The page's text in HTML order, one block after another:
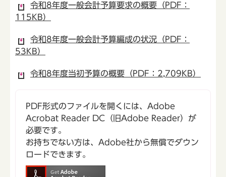
令和8年度一般会計予算要求の概要（PDF：
115KB）
令和8年度一般会計予算編成の状況（PDF：
53KB）
令和8年度当初予算の概要（PDF：2,709KB）
PDF形式のファイルを開くには、Adobe
Acrobat Reader DC（旧Adobe Reader）が
必要です。
お持ちでない方は、Adobe社から無償でダウン
ロードできます。